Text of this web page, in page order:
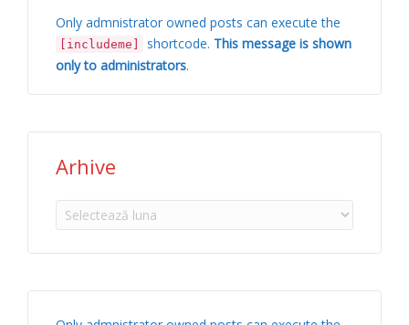
Only admnistrator owned posts can execute the
[includeme] shortcode. This message is shown
only to administrators.
Arhive
Arhive